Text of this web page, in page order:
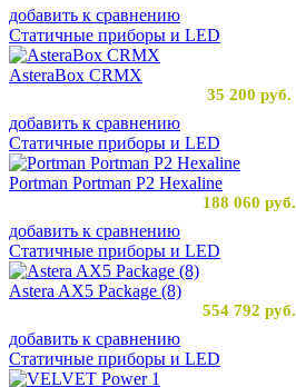
добавить к сравнению
Статичные приборы и LED
AsteraBox CRMX
35 200 руб.
добавить к сравнению
Статичные приборы и LED
Portman Portman P2 Hexaline
188 060 руб.
добавить к сравнению
Статичные приборы и LED
Astera AX5 Package (8)
554 792 руб.
добавить к сравнению
Статичные приборы и LED